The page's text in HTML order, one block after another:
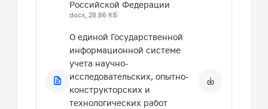
Российской Федерации
docx, 28.86 КБ
О единой Государственной
информационной системе
учета научно-
исследовательских, опытно-
конструкторских и
технологических работ